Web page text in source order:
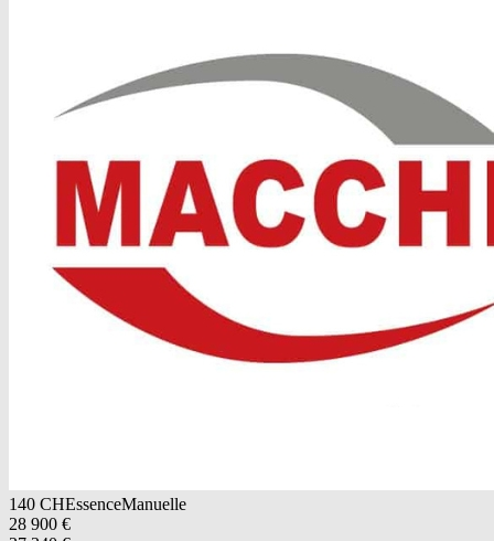
140 CHEssenceManuelle
28 900 €